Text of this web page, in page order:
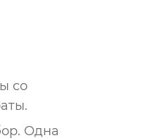
со
Одна